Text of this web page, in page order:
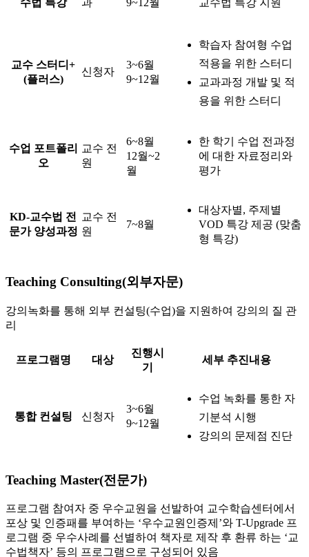
수법 특강 과 9~12월 교수법 특강 지원
교수 스터디+
(플러스)
신청자
3~6월
9~12월
학습자 참여형 수업
적용을 위한 스터디
교과과정 개발 및 적
용을 위한 스터디
수업 포트폴리
오
교수 전
원
6~8월
12월~2
월
한 학기 수업 전과정
에 대한 자료정리와
평가
KD-교수법 전
문가 양성과정
교수 전
원
7~8월
대상자별, 주제별
VOD 특강 제공 (맞춤
형 특강)
Teaching Consulting(외부자문)
강의녹화를 통해 외부 컨설팅(수업)을 지원하여 강의의 질 관
리
프로그램명 대상
진행시
기
세부 추진내용
통합 컨설팅 신청자
3~6월
9~12월
수업 녹화를 통한 자
기분석 시행
강의의 문제점 진단
Teaching Master(전문가)
프로그램 참여자 중 우수교원을 선발하여 교수학습센터에서
포상 및 인증패를 부여하는 ‘우수교원인증제’와 T-Upgrade 프
로그램 중 우수사례를 선별하여 책자로 제작 후 환류 하는 ‘교
수법책자’ 등의 프로그램으로 구성되어 있음